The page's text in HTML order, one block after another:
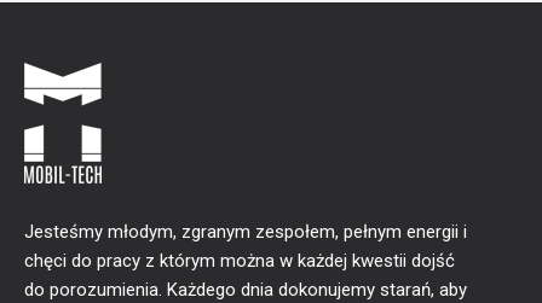
Jesteśmy młodym, zgranym zespołem, pełnym energii i
chęci do pracy z którym można w każdej kwestii dojść
do porozumienia. Każdego dnia dokonujemy starań, aby